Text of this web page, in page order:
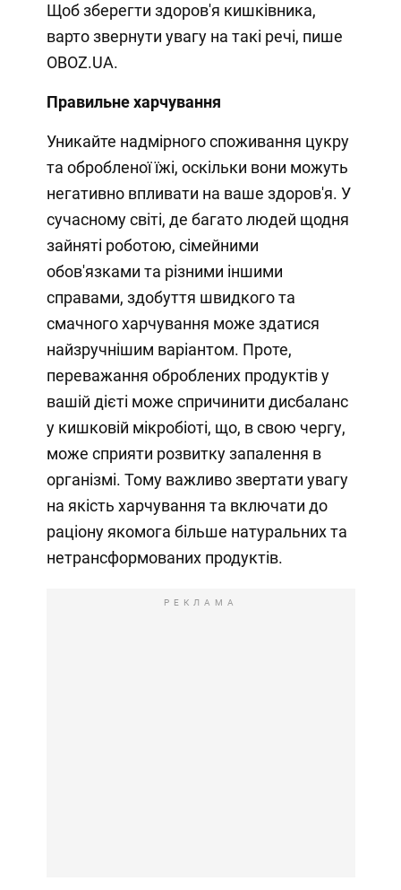
Щоб зберегти здоров'я кишківника,
варто звернути увагу на такі речі, пише
OBOZ.UA.
Правильне харчування
Уникайте надмірного споживання цукру
та обробленої їжі, оскільки вони можуть
негативно впливати на ваше здоров'я. У
сучасному світі, де багато людей щодня
зайняті роботою, сімейними
обов'язками та різними іншими
справами, здобуття швидкого та
смачного харчування може здатися
найзручнішим варіантом. Проте,
переважання оброблених продуктів у
вашій дієті може спричинити дисбаланс
у кишковій мікробіоті, що, в свою чергу,
може сприяти розвитку запалення в
організмі. Тому важливо звертати увагу
на якість харчування та включати до
раціону якомога більше натуральних та
нетрансформованих продуктів.
РЕКЛАМА